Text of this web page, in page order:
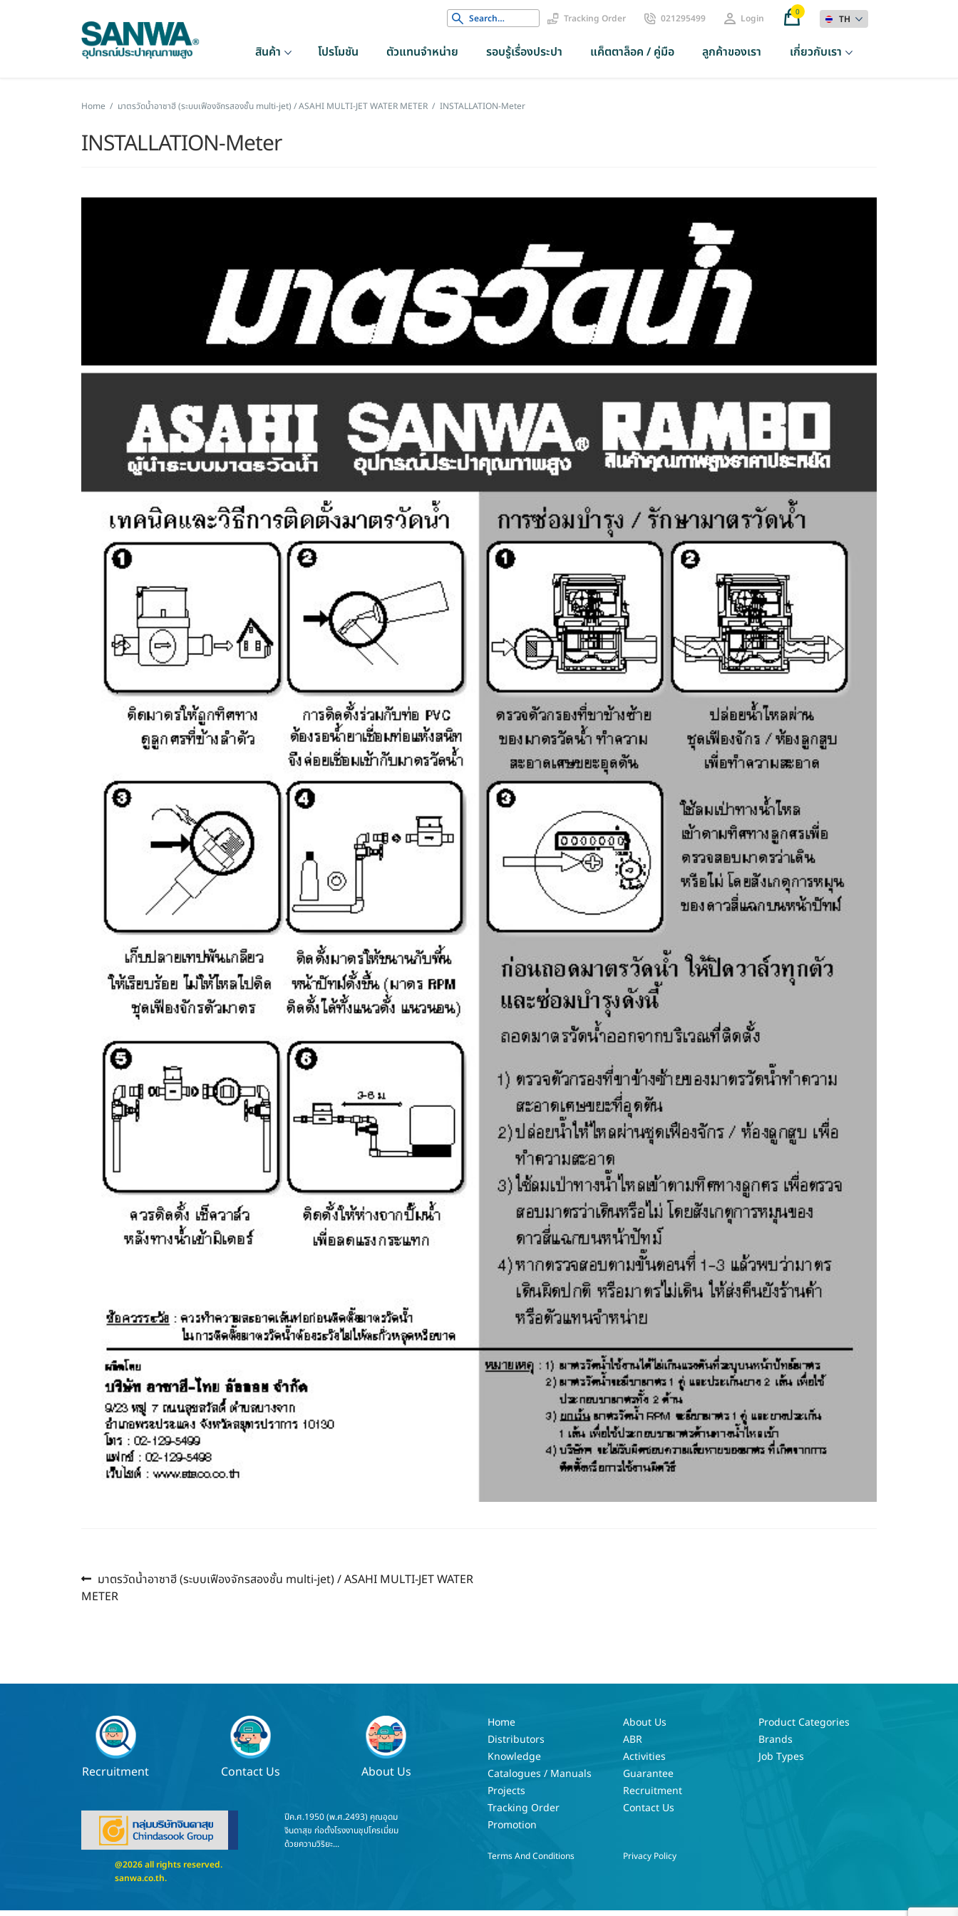
Search
for:
Tracking Order 021295499 Login 0
TH
สินค้า โปรโมชัน ตัวแทนจำหน่าย รอบรู้เรื่องประปา แค็ตตาล็อค / คู่มือ ลูกค้าของเรา เกี่ยวกับเรา
Home / มาตรวัดน้ำอาซาฮี (ระบบเฟืองจักรสองชั้น multi-jet) / ASAHI MULTI-JET WATER METER / INSTALLATION-Meter
INSTALLATION-Meter
แนะแนว
Previous
post:
มาตรวัดน้ำอาซาฮี (ระบบเฟืองจักรสองชั้น multi-jet) / ASAHI MULTI-JET WATER
METER
Recruitment Contact Us About Us
ปีค.ศ.1950 (พ.ศ.2493) คุณอุดม
จินดาสุข ก่อตั้งโรงงานชุปโครเมี่ยม
ด้วยความวิริยะ...
@2026 all rights reserved.
sanwa.co.th.
Home
Distributors
Knowledge
Catalogues / Manuals
Projects
Tracking Order
Promotion
About Us
ABR
Activities
Guarantee
Recruitment
Contact Us
Product Categories
Brands
Job Types
Terms And Conditions Privacy Policy